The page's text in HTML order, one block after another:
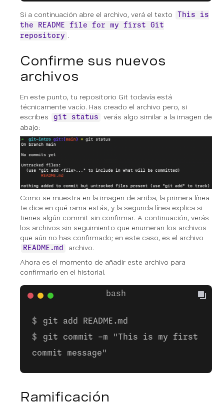
Si a continuación abre el archivo, verá el texto
This is
the README file for my first Git
repository .
Confirme sus nuevos
archivos
En este punto, tu repositorio Git todavía está
técnicamente vacío. Has creado el archivo pero, si
escribes
git status
verás algo similar a la imagen de
abajo:
Como se muestra en la imagen de arriba, la primera línea
te dice en qué rama estás, y la segunda línea explica si
tienes algún commit sin confirmar. A continuación, verás
los archivos sin seguimiento que enumeran los archivos
que aún no has confirmado; en este caso, es el archivo
README.md
archivo.
Ahora es el momento de añadir este archivo para
confirmarlo en el historial.
git add README.md
git commit -m "This is my first
commit message"
Ramificación